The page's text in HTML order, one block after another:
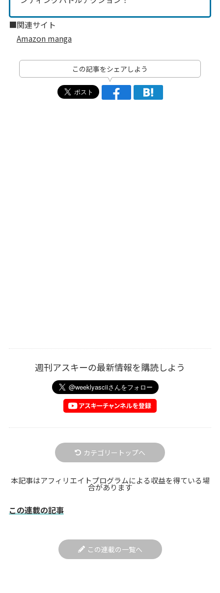
■関連サイト
Amazon manga
この記事をシェアしよう
週刊アスキーの最新情報を購読しよう
カテゴリートップへ
本記事はアフィリエイトプログラムによる収益を得ている場
合があります
この連載の記事
この連載の一覧へ